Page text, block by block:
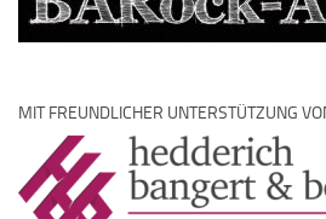
MIT FREUNDLICHER UNTERSTÜTZUNG